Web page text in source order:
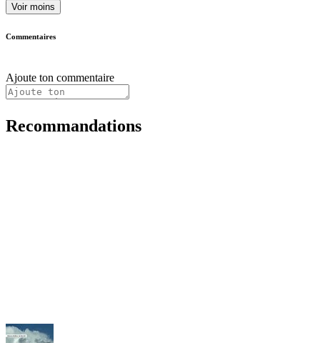
Voir moins
Commentaires
Ajoute ton commentaire
Recommandations